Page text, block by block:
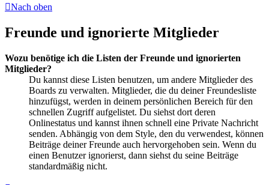
Nach oben
Freunde und ignorierte Mitglieder
Wozu benötige ich die Listen der Freunde und ignorierten
Mitglieder?
Du kannst diese Listen benutzen, um andere Mitglieder des
Boards zu verwalten. Mitglieder, die du deiner Freundesliste
hinzufügst, werden in deinem persönlichen Bereich für den
schnellen Zugriff aufgelistet. Du siehst dort deren
Onlinestatus und kannst ihnen schnell eine Private Nachricht
senden. Abhängig von dem Style, den du verwendest, können
Beiträge deiner Freunde auch hervorgehoben sein. Wenn du
einen Benutzer ignorierst, dann siehst du seine Beiträge
standardmäßig nicht.